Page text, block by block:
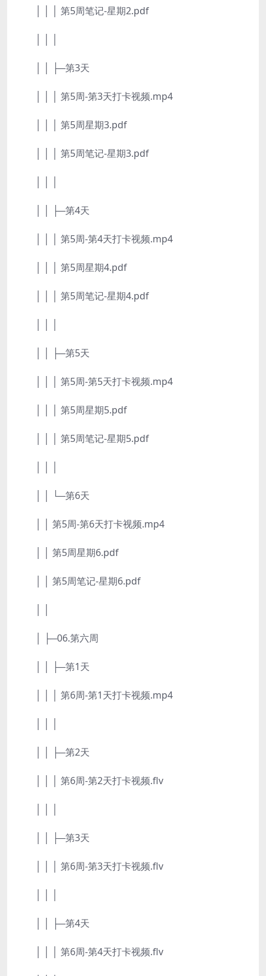
│ │ │ 第5周笔记-星期2.pdf
│ │ ├─第3天
│ │ │ 第5周-第3天打卡视频.mp4
│ │ │ 第5周星期3.pdf
│ │ │ 第5周笔记-星期3.pdf
│ │ ├─第4天
│ │ │ 第5周-第4天打卡视频.mp4
│ │ │ 第5周星期4.pdf
│ │ │ 第5周笔记-星期4.pdf
│ │ ├─第5天
│ │ │ 第5周-第5天打卡视频.mp4
│ │ │ 第5周星期5.pdf
│ │ │ 第5周笔记-星期5.pdf
│ │ └─第6天
│ │ 第5周-第6天打卡视频.mp4
│ │ 第5周星期6.pdf
│ │ 第5周笔记-星期6.pdf
│ ├─06.第六周
│ │ ├─第1天
│ │ │ 第6周-第1天打卡视频.mp4
│ │ ├─第2天
│ │ │ 第6周-第2天打卡视频.flv
│ │ ├─第3天
│ │ │ 第6周-第3天打卡视频.flv
│ │ ├─第4天
│ │ │ 第6周-第4天打卡视频.flv